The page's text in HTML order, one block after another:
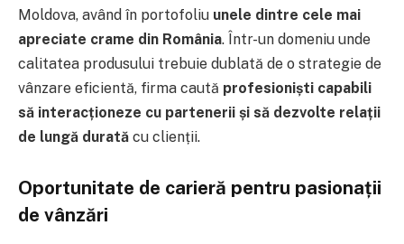
Moldova, având în portofoliu unele dintre cele mai
apreciate crame din România. Într-un domeniu unde
calitatea produsului trebuie dublată de o strategie de
vânzare eficientă, firma caută profesioniști capabili
să interacționeze cu partenerii și să dezvolte relații
de lungă durată cu clienții.
Oportunitate de carieră pentru pasionații
de vânzări